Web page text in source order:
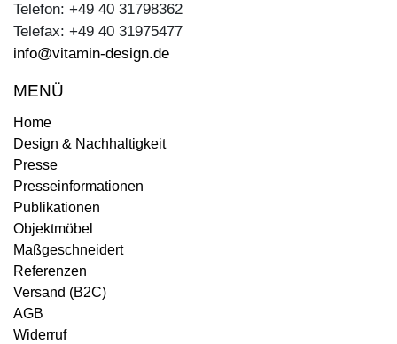
Telefon: +49 40 31798362
Telefax: +49 40 31975477
info@vitamin-design.de
MENÜ
Home
Design & Nachhaltigkeit
Presse
Presseinformationen
Publikationen
Objektmöbel
Maßgeschneidert
Referenzen
Versand (B2C)
AGB
Widerruf